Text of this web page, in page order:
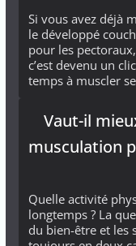
Si vous avez déjà
le développé
pour les
c’est devenu un
temps à muscler
Vaut-il
musculation
Quelle activité
longtemps ? La
du bien-être et les